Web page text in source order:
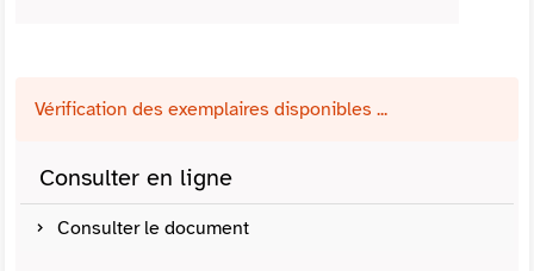
Vérification des exemplaires disponibles ...
Consulter en ligne
Consulter le document